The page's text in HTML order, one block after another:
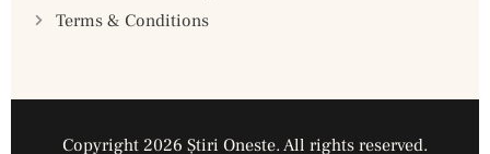
Terms & Conditions
Copyright 2026 Ştiri Oneste. All rights reserved.